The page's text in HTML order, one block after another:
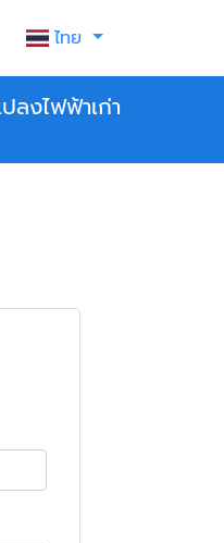
ไทย
ลงไฟฟ้าเก่า